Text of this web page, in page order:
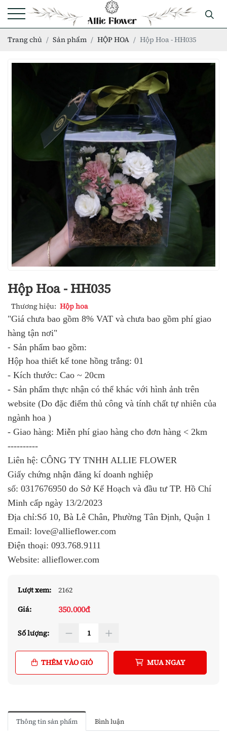
Trang chủ Sản phẩm HỘP HOA Hộp Hoa - HH035
Hộp Hoa - HH035
Thương hiệu: Hộp hoa
"Giá chưa bao gồm 8% VAT và chưa bao gồm phí giao
hàng tận nơi"
- Sản phẩm bao gồm:
Hộp hoa thiết kế tone hồng trắng: 01
- Kích thước: Cao ~ 20cm
- Sản phẩm thực nhận có thể khác với hình ảnh trên
website (Do đặc điểm thủ công và tính chất tự nhiên của
ngành hoa )
- Giao hàng: Miễn phí giao hàng cho đơn hàng < 2km
----------
Liên hệ: CÔNG TY TNHH ALLIE FLOWER
Giấy chứng nhận đăng kí doanh nghiệp
số: 0317676950 do Sở Kế Hoạch và đầu tư TP. Hồ Chí
Minh cấp ngày 13/2/2023
Địa chỉ:Số 10, Bà Lê Chân, Phường Tân Định, Quận 1
Email: love@allieflower.com
Điện thoại: 093.768.9111
Website: allieflower.com
Lượt xem:
2162
Giá:
350.000đ
Số lượng:
THÊM VÀO GIỎ MUA NGAY
Thông tin sản phẩm Bình luận